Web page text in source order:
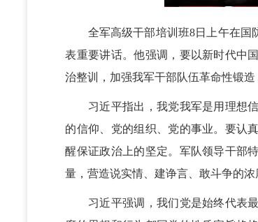
全军高级干部培训班8日上午在国
表重要讲话。他强调，要以新时代中
治整训，加强我军干部队伍革命性锻
习近平指出，我党我军是用理想信
的信仰、党的组织、党的事业。要认
醒保证政治上的坚定。军队领导干部
量，营造说实情、建诤言、敢斗争的浓
习近平强调，我们党是始终代表最